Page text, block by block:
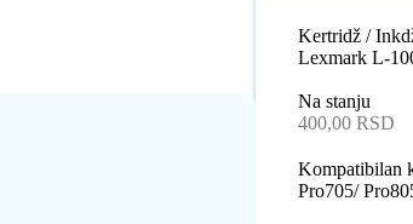
Kertridž /
Lexmark L-
Na stanju
400,00 RSD
Kompatibilan
Pro705/